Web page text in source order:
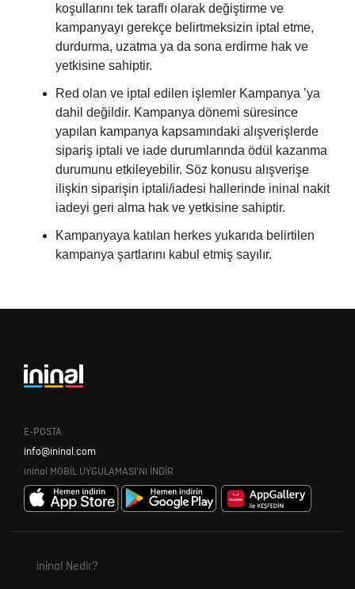
koşullarını tek taraflı olarak değiştirme ve
kampanyayı gerekçe belirtmeksizin iptal etme,
durdurma, uzatma ya da sona erdirme hak ve
yetkisine sahiptir.
Red olan ve iptal edilen işlemler Kampanya ’ya
dahil değildir. Kampanya dönemi süresince
yapılan kampanya kapsamındaki alışverişlerde
sipariş iptali ve iade durumlarında ödül kazanma
durumunu etkileyebilir. Söz konusu alışverişe
ilişkin siparişin iptali/iadesi hallerinde ininal nakit
iadeyi geri alma hak ve yetkisine sahiptir.
Kampanyaya katılan herkes yukarıda belirtilen
kampanya şartlarını kabul etmiş sayılır.
E-POSTA
info@ininal.com
ininal MOBİL UYGULAMASI'NI İNDİR
ininal Nedir?